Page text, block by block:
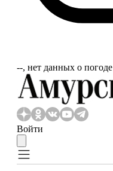
‐‐, нет данных о погоде
Войти